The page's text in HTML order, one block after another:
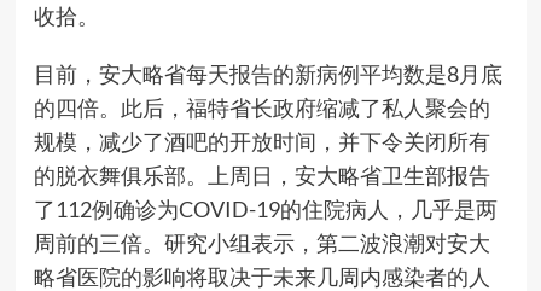
收拾。
目前，安大略省每天报告的新病例平均数是8月底
的四倍。此后，福特省长政府缩减了私人聚会的
规模，减少了酒吧的开放时间，并下令关闭所有
的脱衣舞俱乐部。上周日，安大略省卫生部报告
了112例确诊为COVID-19的住院病人，几乎是两
周前的三倍。研究小组表示，第二波浪潮对安大
略省医院的影响将取决于未来几周内感染者的人